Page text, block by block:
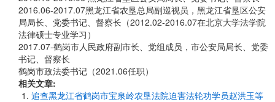
2016.06-2017.07黑龙江省农垦总局副巡视员，黑龙江省垦区公安
局局长、党委书记、督察长（2012.02-2016.07在北京大学法学院
法律硕士专业学习）
2017.07-鹤岗市人民政府副市长、党组成员，市公安局局长、党委
书记、督察长
鹤岗市政法委书记（2021.06任职）
相关文章:
追查黑龙江省鹤岗市宝泉岭农垦法院迫害法轮功学员赵洪玉等